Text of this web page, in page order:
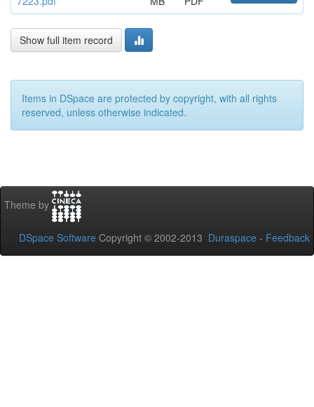
Show full item record
Items in DSpace are protected by copyright, with all rights
reserved, unless otherwise indicated.
Theme by
DSpace Software Copyright © 2002-2013 Duraspace - Feedback